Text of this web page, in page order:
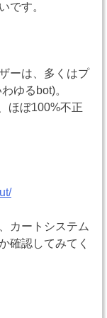
です。
ーは、多くはプ
ゆるbot)。
ほぼ100%不正
カートシステム
確認してみてく